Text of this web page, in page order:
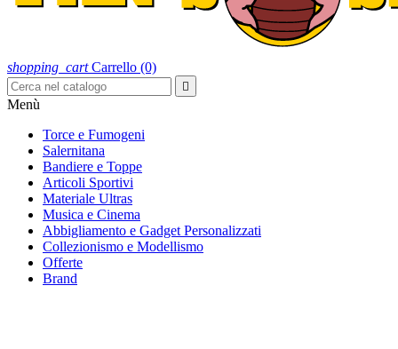
shopping_cart Carrello (0)

Menù
Torce e Fumogeni
Salernitana
Bandiere e Toppe
Articoli Sportivi
Materiale Ultras
Musica e Cinema
Abbigliamento e Gadget Personalizzati
Collezionismo e Modellismo
Offerte
Brand